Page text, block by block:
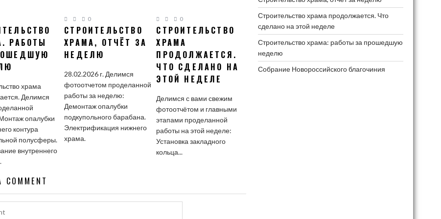
РАБОТЫ
храма
Делимся
опалубки
контура
полусферы.
внутреннего
0
СТРОИТЕЛЬСТВО
ХРАМА, ОТЧЁТ ЗА
НЕДЕЛЮ
28.02.2026 г. Делимся
фотоотчетом проделанной
работы за неделю:
Демонтаж опалубки
подкупольного барабана.
Электрификация нижнего
храма.
0
СТРОИТЕЛЬСТВО
ХРАМА
ПРОДОЛЖАЕТСЯ.
ЧТО СДЕЛАНО НА
ЭТОЙ НЕДЕЛЕ
Делимся с вами свежим
фотоотчётом и главными
этапами проделанной
работы на этой неделе:
Установка закладного
кольца...
COMMENT
Строительство храма продолжается. Что
сделано на этой неделе
Строительство храма: работы за прошедшую
неделю
Собрание Новороссийского благочиния